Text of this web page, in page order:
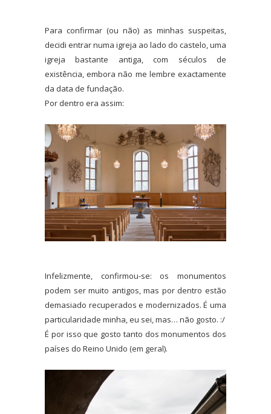
Para confirmar (ou não) as minhas suspeitas,
decidi entrar numa igreja ao lado do castelo, uma
igreja bastante antiga, com séculos de
existência, embora não me lembre exactamente
da data de fundação.
Por dentro era assim:
Infelizmente, confirmou-se: os monumentos
podem ser muito antigos, mas por dentro estão
demasiado recuperados e modernizados. É uma
particularidade minha, eu sei, mas… não gosto. :/
É por isso que gosto tanto dos monumentos dos
países do Reino Unido (em geral).